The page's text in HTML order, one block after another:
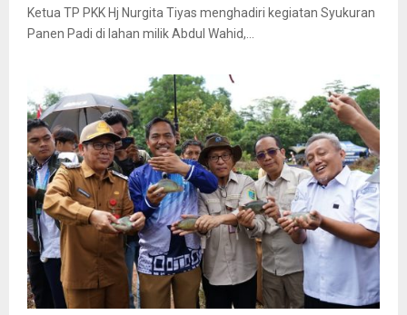
Ketua TP PKK Hj Nurgita Tiyas menghadiri kegiatan Syukuran
Panen Padi di lahan milik Abdul Wahid,...